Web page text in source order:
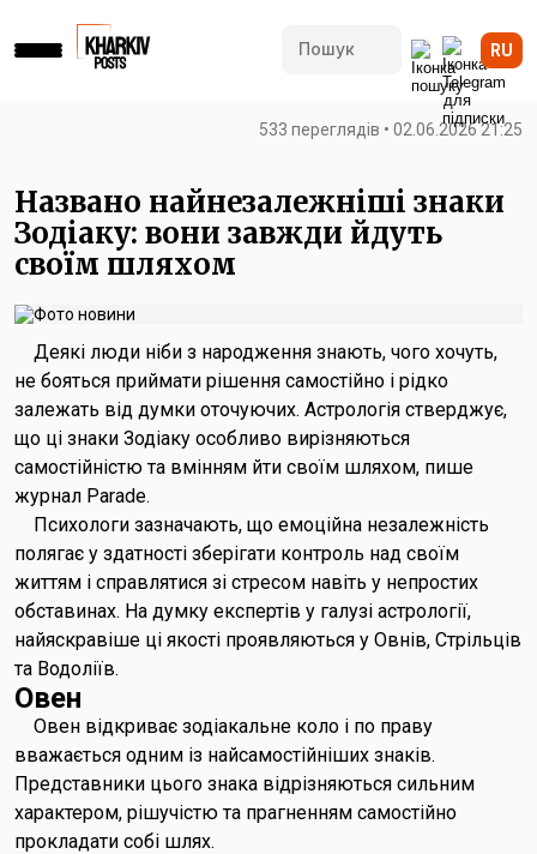
RU
533 переглядів • 02.06.2026 21:25
Названо найнезалежніші знаки
Зодіаку: вони завжди йдуть
своїм шляхом
Деякі люди ніби з народження знають, чого хочуть,
не бояться приймати рішення самостійно і рідко
залежать від думки оточуючих. Астрологія стверджує,
що ці знаки Зодіаку особливо вирізняються
самостійністю та вмінням йти своїм шляхом, пише
журнал Parade.
Психологи зазначають, що емоційна незалежність
полягає у здатності зберігати контроль над своїм
життям і справлятися зі стресом навіть у непростих
обставинах. На думку експертів у галузі астрології,
найяскравіше ці якості проявляються у Овнів, Стрільців
та Водоліїв.
Овен
Овен відкриває зодіакальне коло і по праву
вважається одним із найсамостійніших знаків.
Представники цього знака відрізняються сильним
характером, рішучістю та прагненням самостійно
прокладати собі шлях.